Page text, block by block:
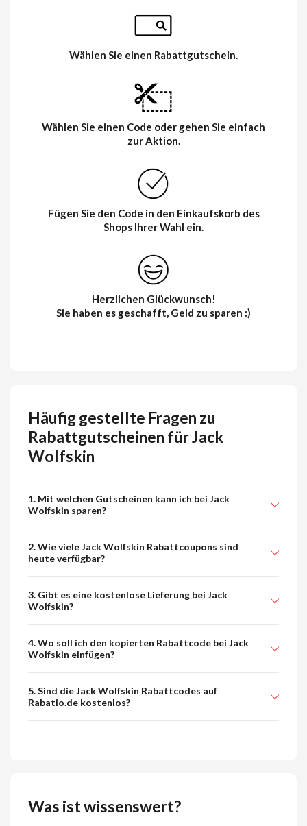
Wählen Sie einen Rabattgutschein.
Wählen Sie einen Code oder gehen Sie einfach
zur Aktion.
Fügen Sie den Code in den Einkaufskorb des
Shops Ihrer Wahl ein.
Herzlichen Glückwunsch!
Sie haben es geschafft, Geld zu sparen :)
Häufig gestellte Fragen zu
Rabattgutscheinen für Jack
Wolfskin
1. Mit welchen Gutscheinen kann ich bei Jack
Wolfskin sparen?
2. Wie viele Jack Wolfskin Rabattcoupons sind
heute verfügbar?
3. Gibt es eine kostenlose Lieferung bei Jack
Wolfskin?
4. Wo soll ich den kopierten Rabattcode bei Jack
Wolfskin einfügen?
5. Sind die Jack Wolfskin Rabattcodes auf
Rabatio.de kostenlos?
Was ist wissenswert?